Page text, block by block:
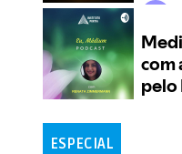
ESPECIAL